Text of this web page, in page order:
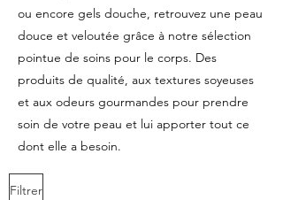
ou encore gels douche, retrouvez une peau
douce et veloutée grâce à notre sélection
pointue de soins pour le corps. Des
produits de qualité, aux textures soyeuses
et aux odeurs gourmandes pour prendre
soin de votre peau et lui apporter tout ce
dont elle a besoin.
Filtrer